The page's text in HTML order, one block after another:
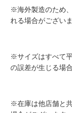
※海外製造のため
れる場合がござい
※サイズはすべて
の誤差が生じる場
※在庫は他店舗と